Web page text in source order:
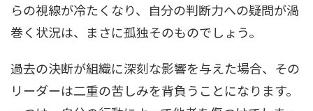
らの視線が冷たくなり、自分の判断力への疑問が渦
巻く状況は、まさに孤独そのものでしょう。
過去の決断が組織に深刻な影響を与えた場合、その
リーダーは二重の苦しみを背負うことになります。